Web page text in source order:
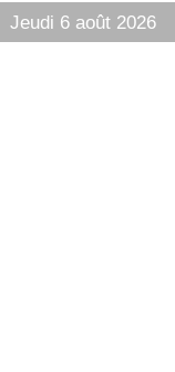
Jeudi 6 août 2026